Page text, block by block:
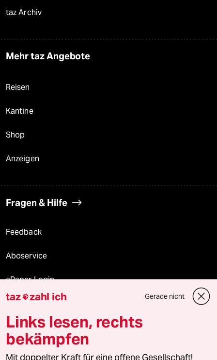
taz Archiv
Mehr taz Angebote
Reisen
Kantine
Shop
Anzeigen
Fragen & Hilfe
Feedback
Aboservice
ePaper Login
Downloads für Abonnierende
© 2026 taz Verlags und Vertriebs GmbH
Alle Rechte vorbehalten. Bei rechtlichen Fragen oder für Genehmigungen
taz zahl ich Gerade nicht
Links lesen, rechts
bekämpfen
Mit doppelter Kraft für eine offene Gesellschaft!